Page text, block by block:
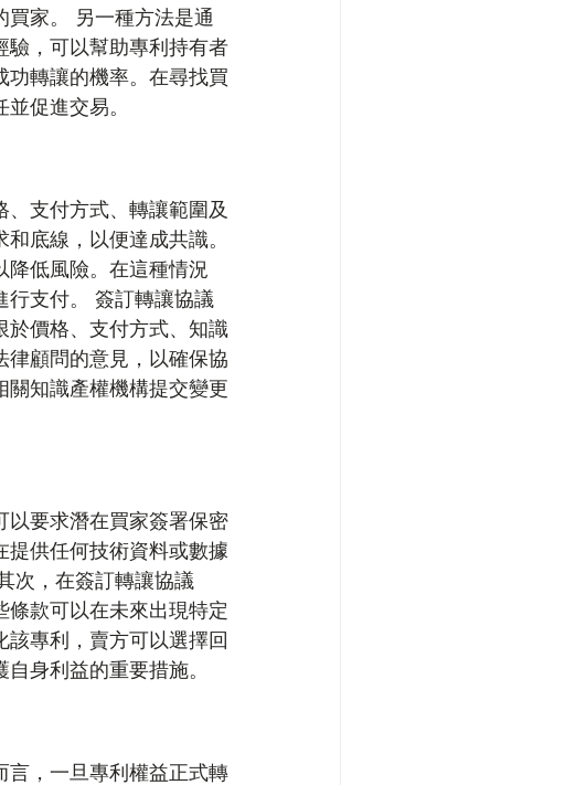
家。 另一種方法是通
驗，可以幫助專利持有者
功轉讓的機率。在尋找買
促進交易。
支付方式、轉讓範圍及
底線，以便達成共識。
降低風險。在這種情況
行支付。 簽訂轉讓協議
於價格、支付方式、知識
律顧問的意見，以確保協
關知識產權機構提交變更
以要求潛在買家簽署保密
提供任何技術資料或數據
次，在簽訂轉讓協議
款可以在未來出現特定
專利，賣方可以選擇回
身利益的重要措施。
言，一旦專利權益正式轉